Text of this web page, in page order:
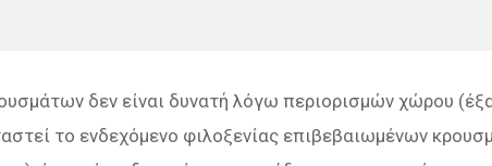
δεν είναι δυνατή λόγω περιορισμών χώρου
το ενδεχόμενο φιλοξενίας επιβεβαιωμένων